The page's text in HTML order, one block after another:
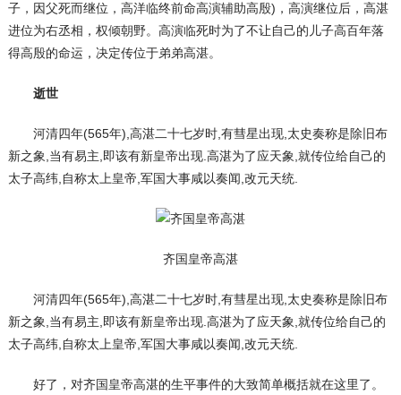
子，因父死而继位，高洋临终前命高演辅助高殷)，高演继位后，高湛
进位为右丞相，权倾朝野。高演临死时为了不让自己的儿子高百年落
得高殷的命运，决定传位于弟弟高湛。
逝世
河清四年(565年),高湛二十七岁时,有彗星出现,太史奏称是除旧布
新之象,当有易主,即该有新皇帝出现.高湛为了应天象,就传位给自己的
太子高纬,自称太上皇帝,军国大事咸以奏闻,改元天统.
齐国皇帝高湛
河清四年(565年),高湛二十七岁时,有彗星出现,太史奏称是除旧布
新之象,当有易主,即该有新皇帝出现.高湛为了应天象,就传位给自己的
太子高纬,自称太上皇帝,军国大事咸以奏闻,改元天统.
好了，对齐国皇帝高湛的生平事件的大致简单概括就在这里了。